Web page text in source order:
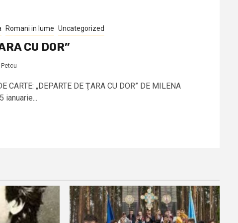
Romani in lume Uncategorized
CU DOR”
Petcu
CARTE: „DEPARTE DE ŢARA CU DOR” DE MILENA
ianuarie...